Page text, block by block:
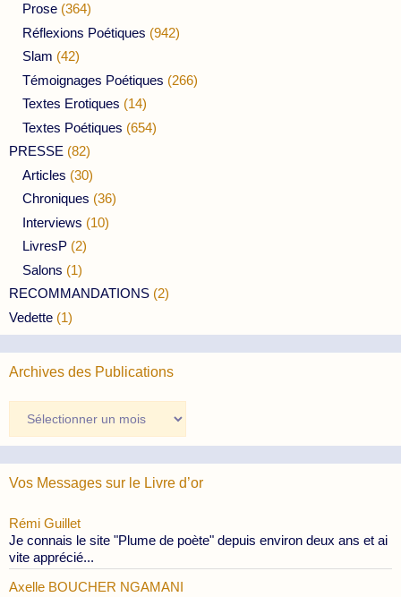
Prose (364)
Réflexions Poétiques (942)
Slam (42)
Témoignages Poétiques (266)
Textes Erotiques (14)
Textes Poétiques (654)
PRESSE (82)
Articles (30)
Chroniques (36)
Interviews (10)
LivresP (2)
Salons (1)
RECOMMANDATIONS (2)
Vedette (1)
Archives des Publications
des
Publications
Vos Messages sur le Livre d’or
Rémi Guillet
Je connais le site "Plume de poète" depuis environ deux ans et ai
vite apprécié...
Axelle BOUCHER NGAMANI